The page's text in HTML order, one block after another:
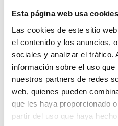
Esta página web usa cookies
Las cookies de este sitio
el contenido y los anuncios,
sociales y analizar el tráfico.
información sobre el uso
nuestros partners de redes
web, quienes pueden
que les haya proporcionado
partir del uso que haya
marines et des
Opportunité de
avancées de kayak en
Naviguer à travers
époustouflants de la
Possibilité de faire dela